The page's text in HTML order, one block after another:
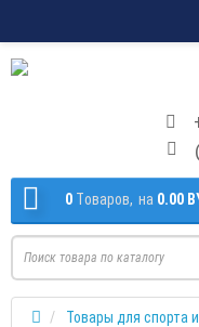
0 Tоваров, на 0.00
Товары для спорта